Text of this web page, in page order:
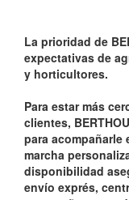
La prioridad de
expectativas de
y horticultores.
Para estar más
clientes,
para acompañarle
marcha
disponibilidad
envío exprés,